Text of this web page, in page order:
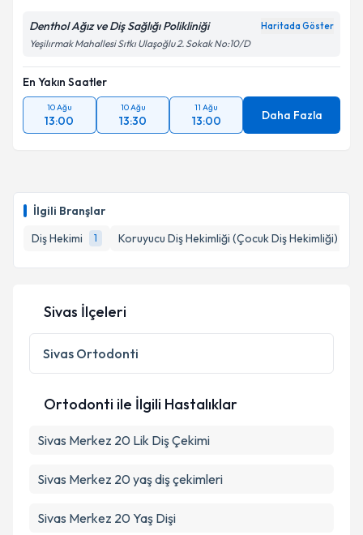
İlgili Branşlar
Diş Hekimi
1 Koruyucu Diş Hekimliği (Çocuk Diş Hekimliği)
Denthol Ağız ve Diş Sağlığı Polikliniği Haritada Göster
Yeşilırmak Mahallesi Sıtkı Ulaşoğlu 2. Sokak No:10/D
En Yakın Saatler
10 Ağu
13:00
10 Ağu
13:30
11 Ağu
13:00 Daha Fazla
Sivas İlçeleri
Sivas Ortodonti
Ortodonti ile İlgili Hastalıklar
Sivas Merkez 20 Lik Diş Çekimi
Sivas Merkez 20 yaş diş çekimleri
Sivas Merkez 20 Yaş Dişi